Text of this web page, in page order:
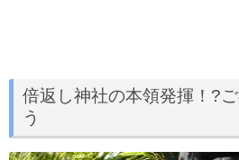
倍返し神社の本領発揮！?
う